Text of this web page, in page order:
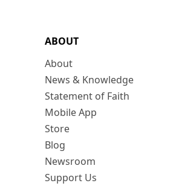
ABOUT
About
News & Knowledge
Statement of Faith
Mobile App
Store
Blog
Newsroom
Support Us